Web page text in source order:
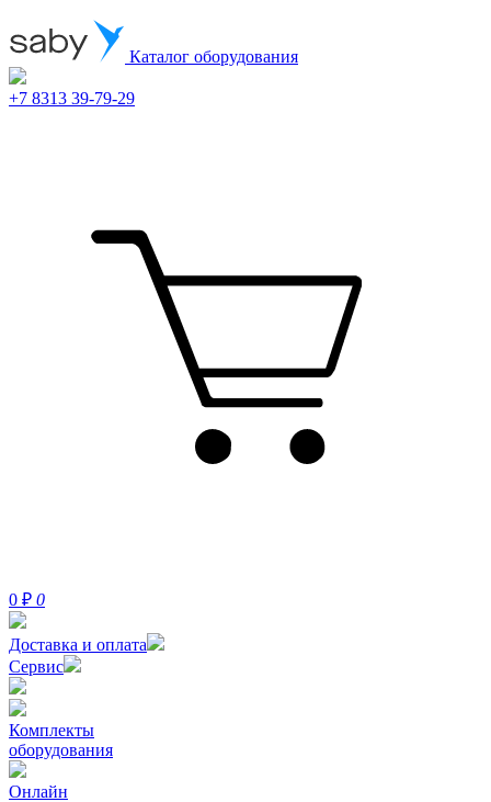
Каталог оборудования
+7 8313 39-79-29
0 ₽ 0
Доставка и оплата
Сервис
Комплекты
оборудования
Онлайн